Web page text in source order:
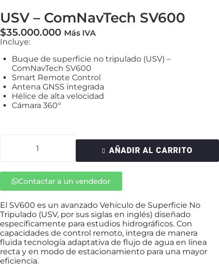
USV – ComNavTech SV600
$35.000.000 Más IVA
Incluye:
Buque de superficie no tripulado (USV) –
ComNavTech SV600
Smart Remote Control
Antena GNSS integrada
Hélice de alta velocidad
Cámara 360°
AÑADIR AL CARRITO
Contactar a un vendedor
El SV600 es un avanzado Vehículo de Superficie No
Tripulado (USV, por sus siglas en inglés) diseñado
específicamente para estudios hidrográficos. Con
capacidades de control remoto, integra de manera
fluida tecnología adaptativa de flujo de agua en línea
recta y en modo de estacionamiento para una mayor
eficiencia.